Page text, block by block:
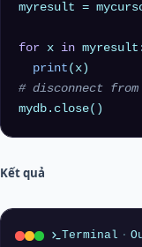
myresult =
for x in myresult:
print
# disconnect from
Kết quả
Terminal ·